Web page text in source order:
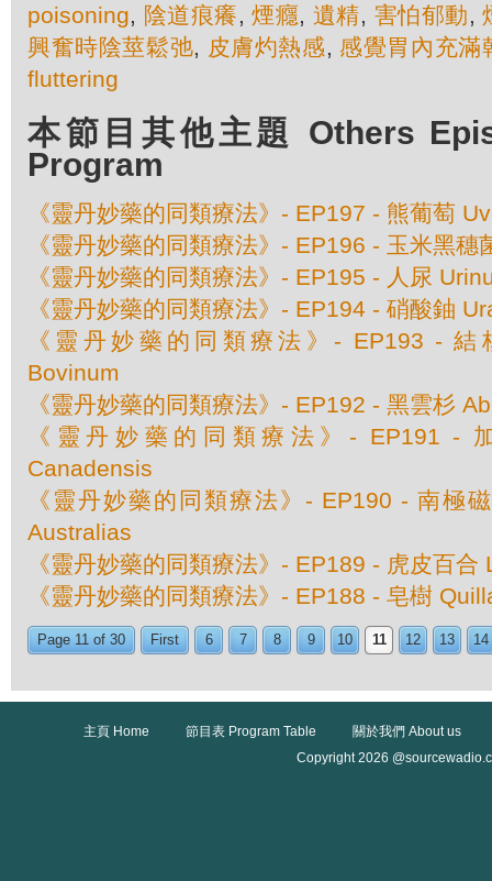
poisoning, 陰道痕癢,煙癮, 遺精, 害怕郁動,
興奮時陰莖鬆弛, 皮膚灼熱感, 感覺胃內充滿
fluttering
本節目其他主題 Others
Program
《靈丹妙藥的同類療法》- EP197 - 熊葡萄
《靈丹妙藥的同類療法》- EP196 - 玉米黑
《靈丹妙藥的同類療法》- EP195 - 人尿
《靈丹妙藥的同類療法》- EP194 - 硝酸鈾
《靈丹妙藥的同類療法》- EP193 - 結
Bovinum
《靈丹妙藥的同類療法》- EP192 - 黑雲杉
《靈丹妙藥的同類療法》- EP191 -
Canadensis
《靈丹妙藥的同類療法》- EP190 - 南極
Australias
《靈丹妙藥的同類療法》- EP189 - 虎皮百
《靈丹妙藥的同類療法》- EP188 - 皂樹
Page 11 of 30 First 6 7 8 9 10 11 12 13 14
主頁 Home 節目表 Program Table
關於我們 About us
Copyright 2026